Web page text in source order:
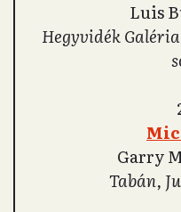
Luis
Hegyvidék
Garry
Tabán,